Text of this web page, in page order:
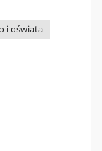
i oświata